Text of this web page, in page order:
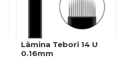
Lâmina Tebori 14 U
0.16mm